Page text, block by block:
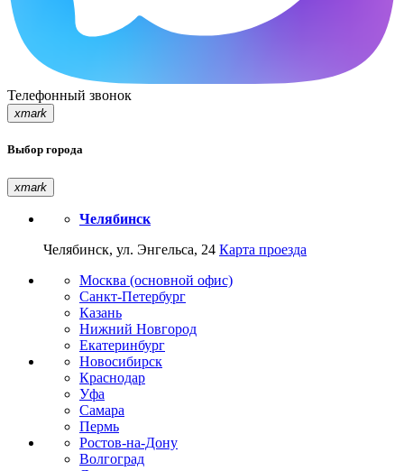
Телефонный звонок
xmark
Выбор города
xmark
Челябинск
Челябинск, ул. Энгельса, 24 Карта проезда
Москва (основной офис)
Санкт-Петербург
Казань
Нижний Новгород
Екатеринбург
Новосибирск
Краснодар
Уфа
Самара
Пермь
Ростов-на-Дону
Волгоград